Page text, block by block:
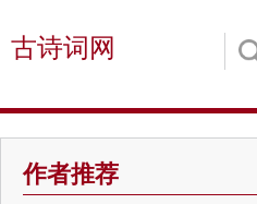
古诗词网
作者推荐